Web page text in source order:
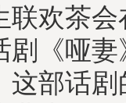
联欢茶
剧《哑
这部话